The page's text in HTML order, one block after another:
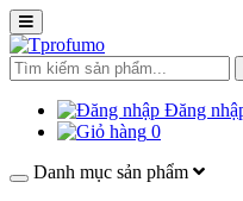
Đăng
0
Danh mục sản phẩm